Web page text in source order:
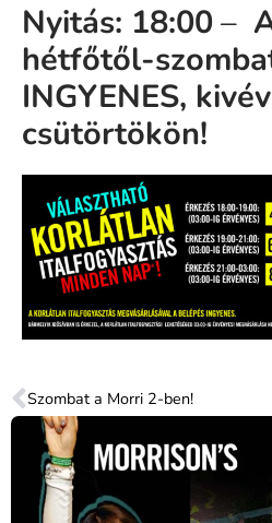
Nyitás: 18:00–
hétfőtől-
INGYENES,
csütörtökön!
Szombat a Morri 2-ben!